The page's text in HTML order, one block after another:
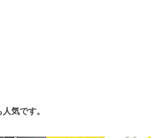
気です。